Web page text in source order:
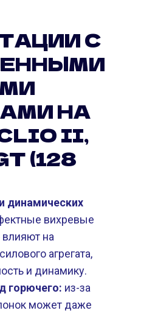
С
НА
II,
(128
динамических
вихревые
влияют на
агрегата,
и динамику.
горючего: из-за
может даже